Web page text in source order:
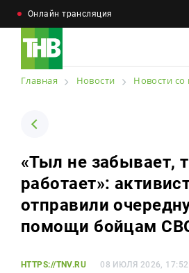
Онлайн трансляция
Новости
Телепрограмма
Для связи
+7 (843) 570−50−00
reception@tnvtv.ru
Главная Новости Новости со
«Тыл не забывает,
работает»:
отправили
помощи бойцам
HTTPS://TNV.RU 08 ИЮЛЯ 2026, 17:52